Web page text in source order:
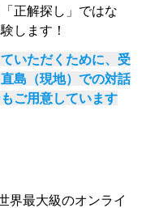
正解探し」ではな
します！
いただくために、受
島（現地）での対話
ご用意しています
界最大級のオンライ